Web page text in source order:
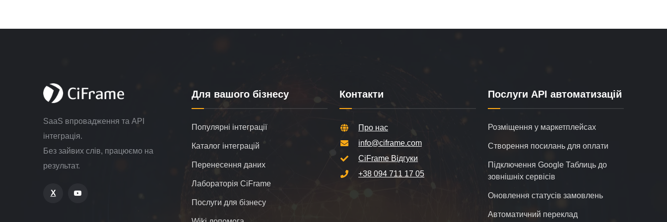
SaaS впровадження та API
інтеграція.
Без зайвих слів, працюємо на
результат.
X
Для вашого бізнесу
Популярні інтеграції
Каталог інтеграцій
Перенесення даних
Лабораторія CiFrame
Послуги для бізнесу
Контакти
Про нас
info@ciframe.com
CiFrame Відгуки
+38 094 711 17 05
Послуги API автоматизацій
Розміщення у маркетплейсах
Створення посилань для оплати
Підключення Google Таблиць до
зовнішніх сервісів
Оновлення статусів замовлень
Автоматичний переклад